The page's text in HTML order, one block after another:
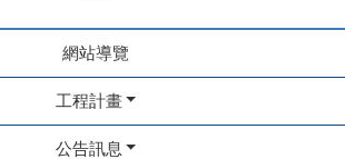
網站導覽
工程計畫
公告訊息